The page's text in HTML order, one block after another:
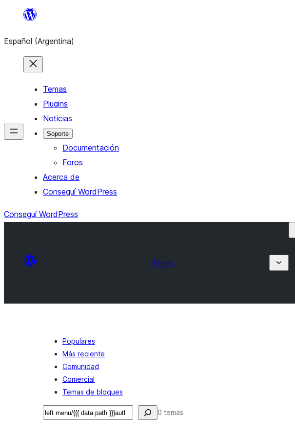
Saltar
contenido
Español (Argentina)
Temas
Plugins
Noticias
Soporte
Documentación
Foros
Acerca de
Conseguí WordPress
Conseguí WordPress
Temas
Populares
Más reciente
Comunidad
Comercial
Temas de bloques
Buscar 0 temas